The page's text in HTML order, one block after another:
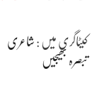
کیٹاگری میں : شاعری
تبصرہ بھیجیں